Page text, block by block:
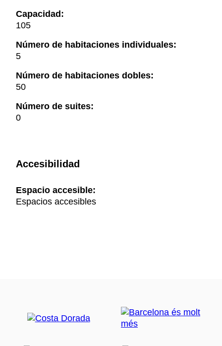
Capacidad:
105
Número de habitaciones individuales:
5
Número de habitaciones dobles:
50
Número de suites:
0
Accesibilidad
Espacio accesible:
Espacios accesibles